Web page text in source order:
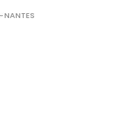
NANTES